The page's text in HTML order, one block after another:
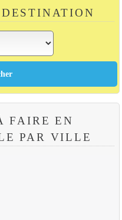
FAIRE EN
PAR VILLE